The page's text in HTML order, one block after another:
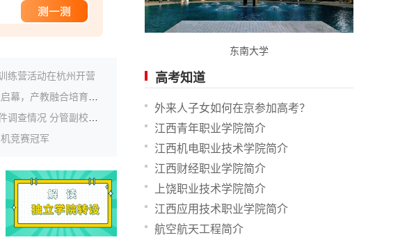
练营活动在杭州开营
竞赛冠军
东南大学
高考知道
外来人子女如何在京参加高考？
江西青年职业学院简介
江西机电职业技术学院简介
江西财经职业学院简介
上饶职业技术学院简介
江西应用技术职业学院简介
航空航天工程简介